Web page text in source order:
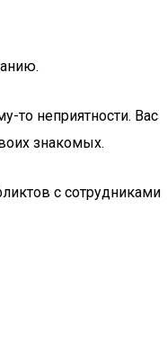
то неприятности. Вас
знакомых.
с сотрудниками